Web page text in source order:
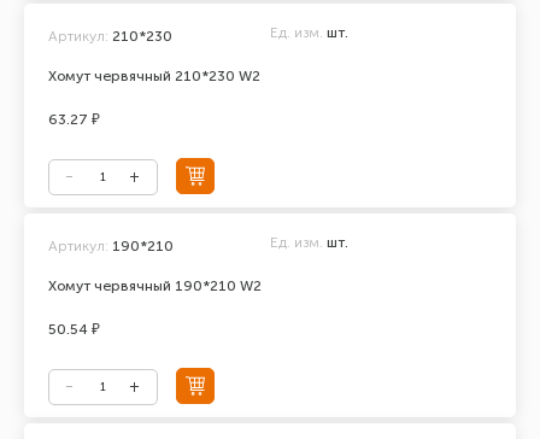
Хомут червячный 210*230 W2
Артикул: 210*230 Ед. изм. шт.
63.27 ₽
Хомут червячный 190*210 W2
Артикул: 190*210 Ед. изм. шт.
50.54 ₽